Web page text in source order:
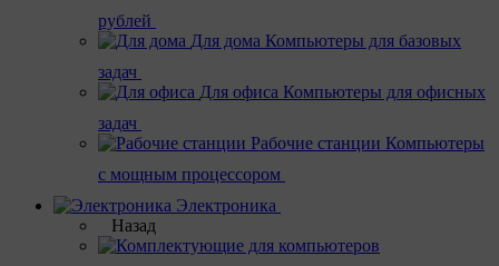
рублей
Для дома Компьютеры для базовых
задач
Для офиса Компьютеры для офисных
задач
Рабочие станции Компьютеры
с мощным процессором
Электроника
Назад